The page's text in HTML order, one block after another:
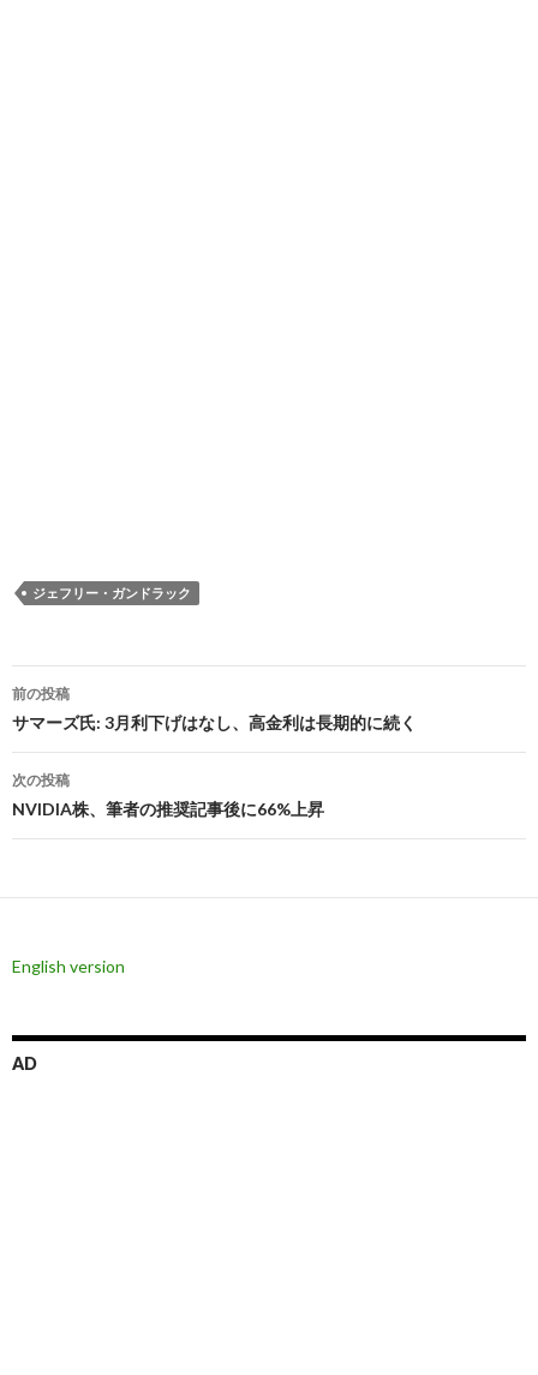
ジェフリー・ガンドラック
投
稿
ナ
ビ
ー
ョ
前の投稿
サマーズ氏: 3月利下げはなし、高金利は長期的に続く
次の投稿
NVIDIA株、筆者の推奨記事後に66%上昇
English version
AD